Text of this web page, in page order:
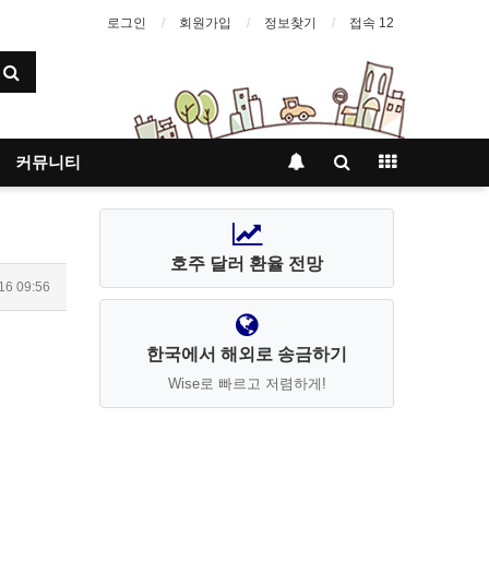
로그인 회원가입 정보찾기 접속 12
커뮤니티
09:56
호주 달러 환율 전망
한국에서 해외로 송금하기
Wise로 빠르고 저렴하게!